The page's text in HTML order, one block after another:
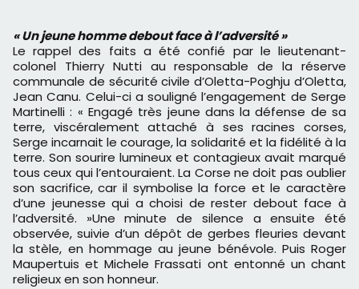
« Un jeune homme debout face à l’adversité »
Le rappel des faits a été confié par le lieutenant-
colonel Thierry Nutti au responsable de la réserve
communale de sécurité civile d’Oletta-Poghju d’Oletta,
Jean Canu. Celui-ci a souligné l’engagement de Serge
Martinelli : « Engagé très jeune dans la défense de sa
terre, viscéralement attaché à ses racines corses,
Serge incarnait le courage, la solidarité et la fidélité à la
terre. Son sourire lumineux et contagieux avait marqué
tous ceux qui l’entouraient. La Corse ne doit pas oublier
son sacrifice, car il symbolise la force et le caractère
d’une jeunesse qui a choisi de rester debout face à
l’adversité. »Une minute de silence a ensuite été
observée, suivie d’un dépôt de gerbes fleuries devant
la stèle, en hommage au jeune bénévole. Puis Roger
Maupertuis et Michele Frassati ont entonné un chant
religieux en son honneur.